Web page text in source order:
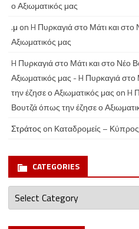
ο Αξιωματικός μας
.μ onH Πυρκαγιά στο Μάτι και
Αξιωματικός μας
H Πυρκαγιά στο Μάτι και στο Νέο
Αξιωματικός μας - H Πυρκαγιά
την έζησε ο Αξιωματικός μας onH
Βουτζά όπως την έζησε ο
Στράτος on Καταδρομείς –
CATEGORIES
Categories